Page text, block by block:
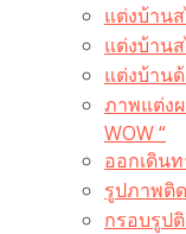
แต่งบ้าน
แต่งบ้าน
แต่งบ้าน
ภาพแต่ง
WOW “
ออกเดิน
รูปภาพติ
กรอบรูป